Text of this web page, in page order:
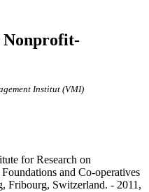
Nonprofit-
Institut (VMI)
for Research on
and Co-operatives
Switzerland. - 2011,